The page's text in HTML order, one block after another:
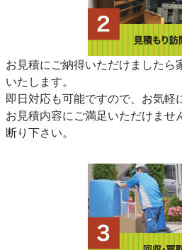
お見積にご納得いただけましたら
いたします。
即日対応も可能ですので、お気軽
お見積内容にご満足いただけませ
断り下さい。